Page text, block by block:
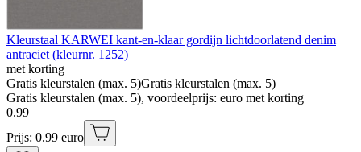
Kleurstaal KARWEI kant-en-klaar gordijn lichtdoorlatend denim
antraciet (kleurnr. 1252)
met korting
Gratis kleurstalen (max. 5)Gratis kleurstalen (max. 5)
Gratis kleurstalen (max. 5), voordeelprijs: euro met korting
0.99
Prijs: 0.99 euro